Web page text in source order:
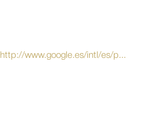
http://www.google.es/intl/es/p...